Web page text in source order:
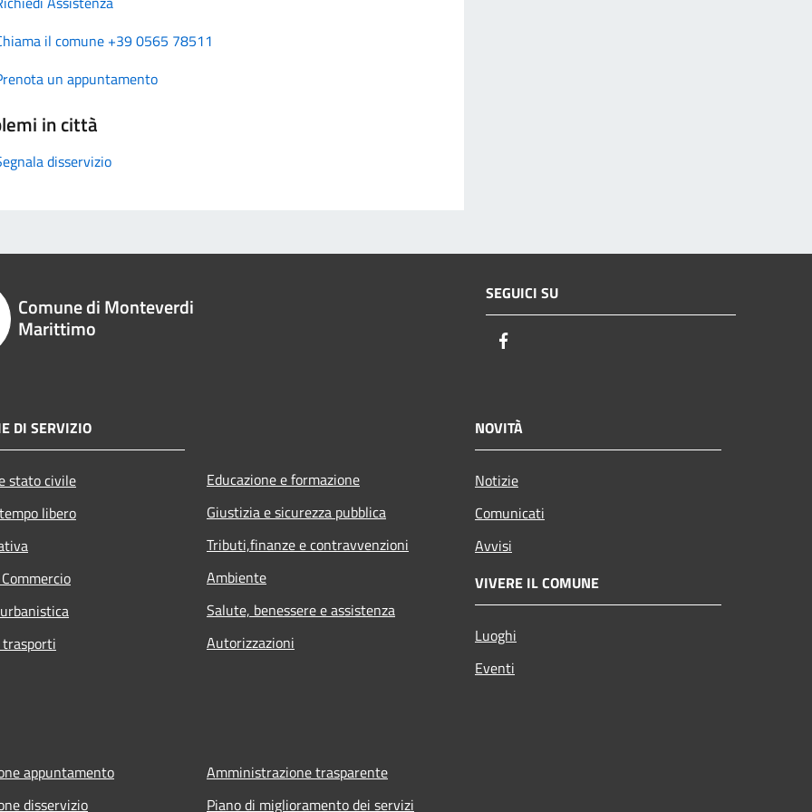
il comune +39 0565 78511
un appuntamento
in città
disservizio
Comune di Monteverdi
Marittimo
SEGUICI SU
DI SERVIZIO
stato civile
libero
Educazione e formazione
Giustizia e sicurezza pubblica
Tributi,finanze e contravvenzioni
Ambiente
Salute, benessere e assistenza
Autorizzazioni
NOVITÀ
Notizie
Comunicati
Avvisi
VIVERE IL COMUNE
Luoghi
Eventi
appuntamento
disservizio
Amministrazione trasparente
Piano di miglioramento dei servizi